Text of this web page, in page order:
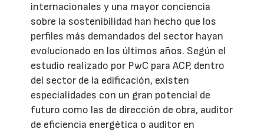
internacionales y una mayor conciencia
sobre la sostenibilidad han hecho que los
perfiles más demandados del sector hayan
evolucionado en los últimos años. Según el
estudio realizado por PwC para ACP, dentro
del sector de la edificación, existen
especialidades con un gran potencial de
futuro como las de dirección de obra, auditor
de eficiencia energética o auditor en